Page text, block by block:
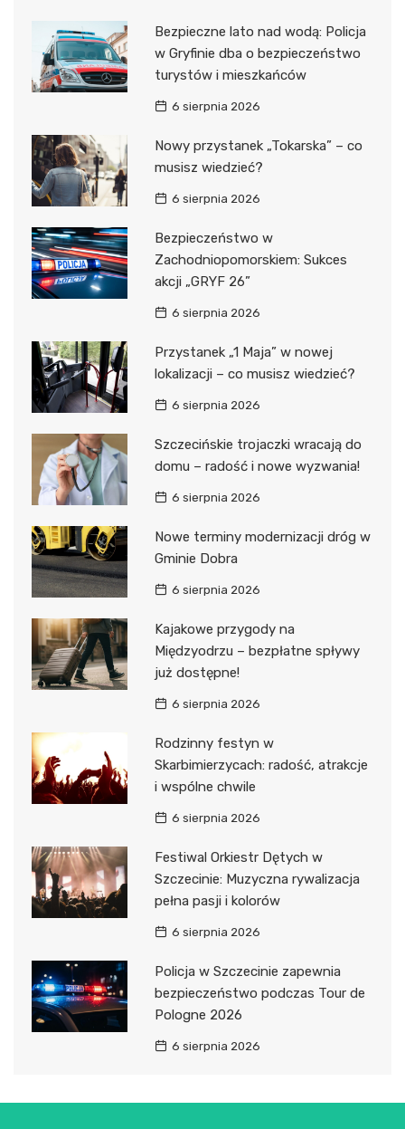
Bezpieczne lato nad wodą: Policja
w Gryfinie dba o bezpieczeństwo
turystów i mieszkańców
6 sierpnia 2026
Nowy przystanek „Tokarska” – co
musisz wiedzieć?
6 sierpnia 2026
Bezpieczeństwo w
Zachodniopomorskiem: Sukces
akcji „GRYF 26”
6 sierpnia 2026
Przystanek „1 Maja” w nowej
lokalizacji – co musisz wiedzieć?
6 sierpnia 2026
Szczecińskie trojaczki wracają do
domu – radość i nowe wyzwania!
6 sierpnia 2026
Nowe terminy modernizacji dróg w
Gminie Dobra
6 sierpnia 2026
Kajakowe przygody na
Międzyodrzu – bezpłatne spływy
już dostępne!
6 sierpnia 2026
Rodzinny festyn w
Skarbimierzycach: radość, atrakcje
i wspólne chwile
6 sierpnia 2026
Festiwal Orkiestr Dętych w
Szczecinie: Muzyczna rywalizacja
pełna pasji i kolorów
6 sierpnia 2026
Policja w Szczecinie zapewnia
bezpieczeństwo podczas Tour de
Pologne 2026
6 sierpnia 2026